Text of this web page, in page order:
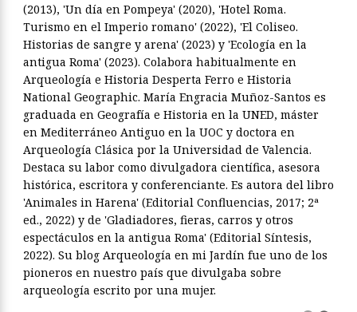
(2013), 'Un día en Pompeya' (2020), 'Hotel Roma.
Turismo en el Imperio romano' (2022), 'El Coliseo.
Historias de sangre y arena' (2023) y 'Ecología en la
antigua Roma' (2023). Colabora habitualmente en
Arqueología e Historia Desperta Ferro e Historia
National Geographic. María Engracia Muñoz-Santos es
graduada en Geografía e Historia en la UNED, máster
en Mediterráneo Antiguo en la UOC y doctora en
Arqueología Clásica por la Universidad de Valencia.
Destaca su labor como divulgadora científica, asesora
histórica, escritora y conferenciante. Es autora del libro
'Animales in Harena' (Editorial Confluencias, 2017; 2ª
ed., 2022) y de 'Gladiadores, fieras, carros y otros
espectáculos en la antigua Roma' (Editorial Síntesis,
2022). Su blog Arqueología en mi Jardín fue uno de los
pioneros en nuestro país que divulgaba sobre
arqueología escrito por una mujer.